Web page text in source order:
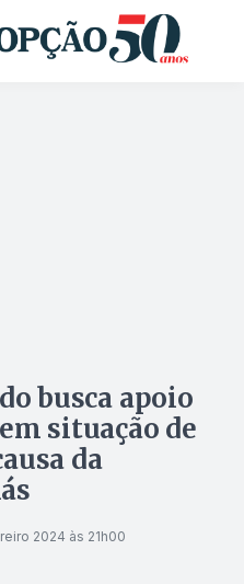
busca apoio
situação de
da
2024 às 21h00